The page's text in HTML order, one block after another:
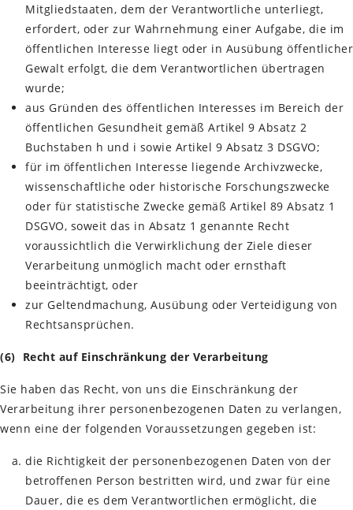
Mitgliedstaaten, dem der Verantwortliche unterliegt,
erfordert, oder zur Wahrnehmung einer Aufgabe, die im
öffentlichen Interesse liegt oder in Ausübung öffentlicher
Gewalt erfolgt, die dem Verantwortlichen übertragen
wurde;
aus Gründen des öffentlichen Interesses im Bereich der
öffentlichen Gesundheit gemäß Artikel 9 Absatz 2
Buchstaben h und i sowie Artikel 9 Absatz 3 DSGVO;
für im öffentlichen Interesse liegende Archivzwecke,
wissenschaftliche oder historische Forschungszwecke
oder für statistische Zwecke gemäß Artikel 89 Absatz 1
DSGVO, soweit das in Absatz 1 genannte Recht
voraussichtlich die Verwirklichung der Ziele dieser
Verarbeitung unmöglich macht oder ernsthaft
beeinträchtigt, oder
zur Geltendmachung, Ausübung oder Verteidigung von
Rechtsansprüchen.
(6) Recht auf Einschränkung der Verarbeitung
Sie haben das Recht, von uns die Einschränkung der
Verarbeitung ihrer personenbezogenen Daten zu verlangen,
wenn eine der folgenden Voraussetzungen gegeben ist:
die Richtigkeit der personenbezogenen Daten von der
betroffenen Person bestritten wird, und zwar für eine
Dauer, die es dem Verantwortlichen ermöglicht, die